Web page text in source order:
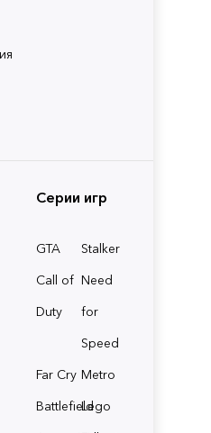
Серии игр
GTA
Stalker
Call of
Duty
Need
for
Speed
Far Cry Metro
BattlefieldLego